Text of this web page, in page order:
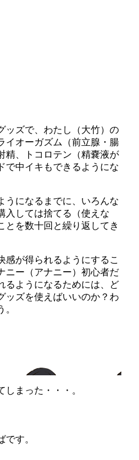
ッズで、わたし（大竹）の
イオーガズム（前立腺・腸
精、トコロテン（精嚢液が
で中イキもできるようにな
うになるまでに、いろんな
入しては捨てる（使えな
とを数十回と繰り返してき
感が得られるようにするこ
ニー（アナニー）初心者だ
るようになるためには、ど
ッズを使えばいいのか？わ
しまった・・・。
です。